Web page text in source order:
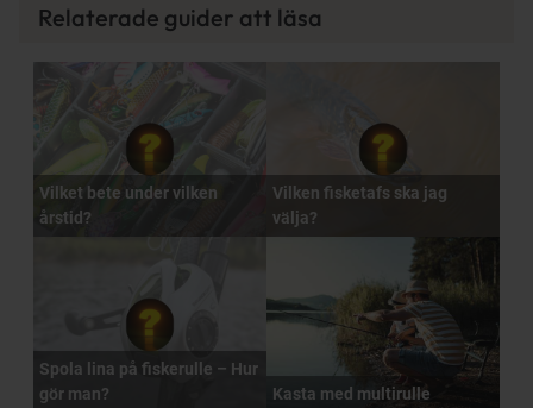
Relaterade guider att läsa
Vilket bete under vilken
årstid?
Vilken fisketafs ska jag
välja?
Spola lina på fiskerulle – Hur
gör man?
Kasta med multirulle